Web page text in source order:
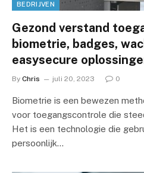
BEDRIJVEN
Gezond verstand
biometrie, badges,
easysecure
By Chris juli 20, 2023 0
Biometrie is een bewezen
voor toegangscontrole die
Het is een technologie die
persoonlijk…